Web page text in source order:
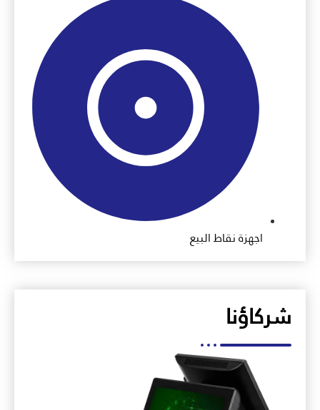
اجهزة نقاط البيع
شركاؤنا